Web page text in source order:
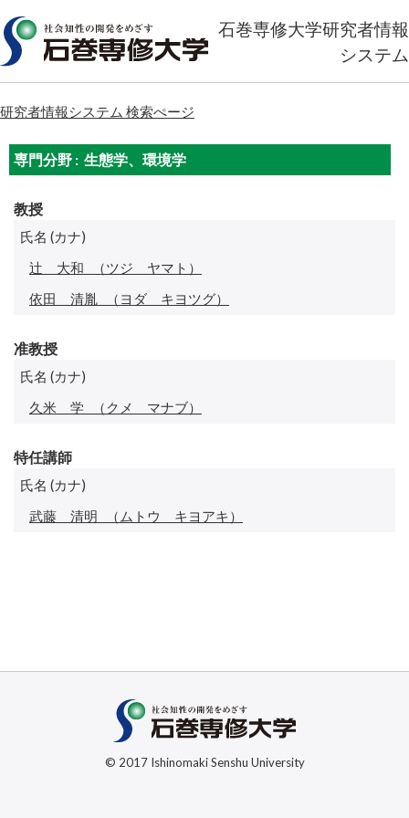
石巻専修大学研究者情報
システム
研究者情報システム 検索ぺージ
専門分野 : 生態学、環境学
教授
氏名 (カナ)
辻 大和
（ツジ ヤマト）
依田 清胤
（ヨダ キヨツグ）
准教授
氏名 (カナ)
久米 学
（クメ マナブ）
特任講師
氏名 (カナ)
武藤 清明
（ムトウ キヨアキ）
© 2017 Ishinomaki Senshu University